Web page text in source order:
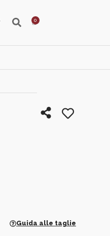
Guida alle taglie